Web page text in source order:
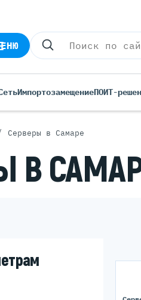
Rack
Tower
ИмпортозамещениеПОИТ-
Серверы в Самаре
В